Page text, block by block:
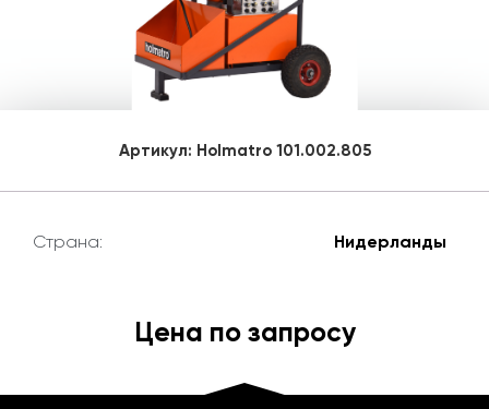
Артикул: Holmatro 101.002.805
Страна: Нидерланды
Цена по запросу